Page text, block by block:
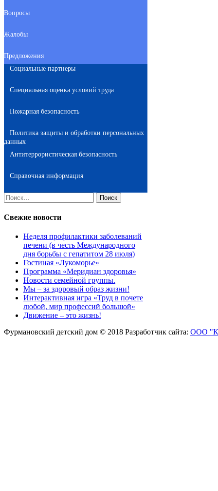
Вопросы
Жалобы
Предложения
Социальные партнеры
Специальная оценка условий труда
Пожарная безопасность
Политика защиты и обработки персональных
данных
Антитеррористическая безопасность
Справочная информация
Найти:
Свежие новости
Неделя профилактики заболеваний
печени (в честь Международного
дня борьбы с гепатитом 28 июля)
Гостиная «Лукоморье»
Программа «Меридиан здоровья»
Новости семейной группы.
Мы – за здоровый образ жизни!
Интерактивная игра «Труд в почете
любой, мир профессий большой»
Движение – это жизнь!
Фурмановский детский дом © 2018 Разработчик сайта: ООО